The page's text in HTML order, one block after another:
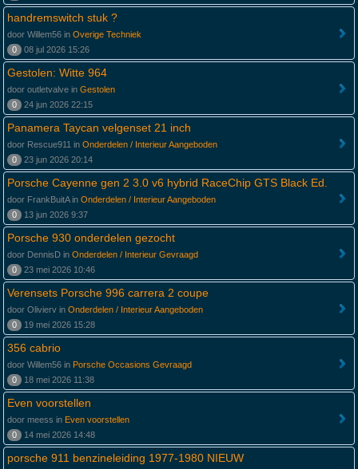
handremswitch stuk ?
door Willem56 in Overige Techniek
0
08 jul 2026 15:26
Gestolen: Witte 964
door outletvalve in Gestolen
0
24 jun 2026 22:15
Panamera Taycan velgenset 21 inch
door Rescue911 in Onderdelen / Interieur Aangeboden
0
23 jun 2026 20:14
Porsche Cayenne gen 2 3.0 v6 hybrid RaceChip GTS Black Ed.
door FrankBuitA in Onderdelen / Interieur Aangeboden
0
13 jun 2026 9:37
Porsche 930 onderdelen gezocht
door DennisD in Onderdelen / Interieur Gevraagd
0
23 mei 2026 10:46
Verensets Porsche 996 carrera 2 coupe
door Olivierv in Onderdelen / Interieur Aangeboden
0
19 mei 2026 15:28
356 cabrio
door Willem56 in Porsche Occasions Gevraagd
0
18 mei 2026 11:38
Even voorstellen
door meess in Even voorstellen
0
14 mei 2026 14:48
porsche 911 benzineleiding 1977-1980 NIEUW